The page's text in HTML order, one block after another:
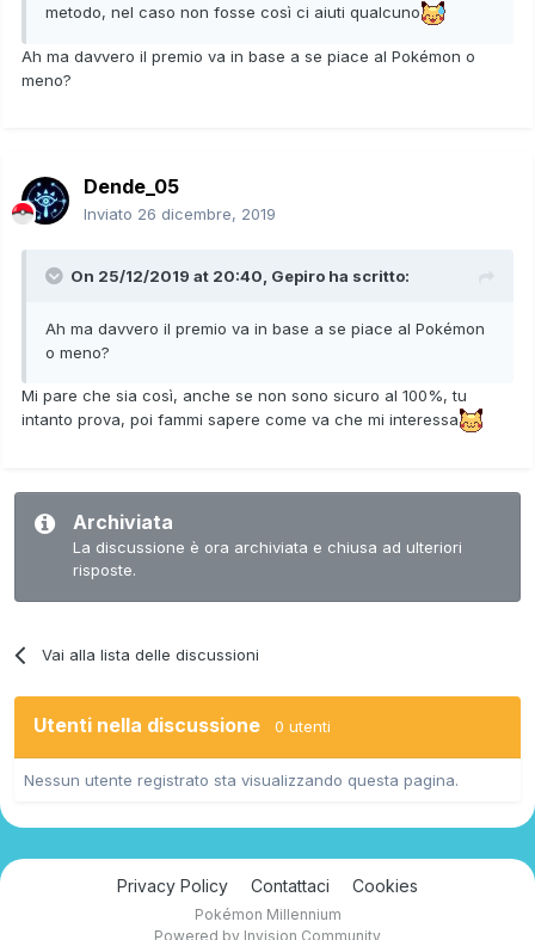
metodo, nel caso non fosse così ci aiuti qualcuno
Ah ma davvero il premio va in base a se piace al Pokémon o
meno?
Dende_05
Inviato 26 dicembre, 2019
On 25/12/2019 at 20:40, Gepiro ha scritto:
Ah ma davvero il premio va in base a se piace al Pokémon
o meno?
Mi pare che sia così, anche se non sono sicuro al 100%, tu
intanto prova, poi fammi sapere come va che mi interessa
Archiviata
La discussione è ora archiviata e chiusa ad ulteriori
risposte.
Vai alla lista delle discussioni
Utenti nella discussione 0 utenti
Nessun utente registrato sta visualizzando questa pagina.
Privacy Policy Contattaci Cookies
Pokémon Millennium
Powered by Invision Community